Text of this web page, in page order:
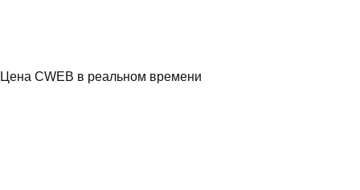
Цена CWEB в реальном времени